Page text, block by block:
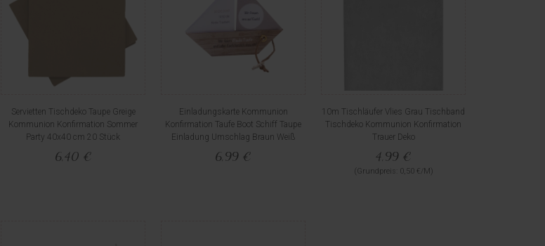
Servietten Tischdeko Taupe Greige
Kommunion Konfirmation Sommer
Party 40x40 cm 20 Stück
6,40 €
Einladungskarte Kommunion
Konfirmation Taufe Boot Schiff Taupe
Einladung Umschlag Braun Weiß
6,99 €
10m Tischläufer Vlies Grau Tischband
Tischdeko Kommunion Konfirmation
Trauer Deko
4,99 €
(Grundpreis: 0,50 €/M)